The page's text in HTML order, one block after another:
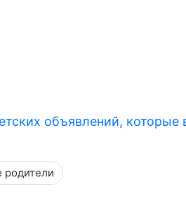
объявлений, которые
родители